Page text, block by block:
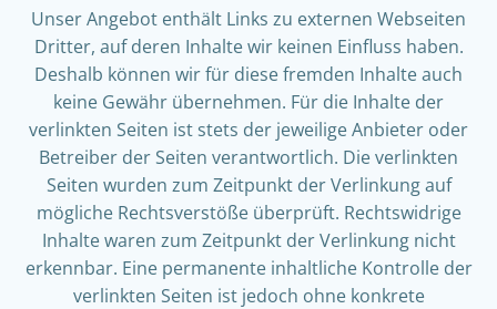
Unser Angebot enthält Links zu externen Webseiten
Dritter, auf deren Inhalte wir keinen Einfluss haben.
Deshalb können wir für diese fremden Inhalte auch
keine Gewähr übernehmen. Für die Inhalte der
verlinkten Seiten ist stets der jeweilige Anbieter oder
Betreiber der Seiten verantwortlich. Die verlinkten
Seiten wurden zum Zeitpunkt der Verlinkung auf
mögliche Rechtsverstöße überprüft. Rechtswidrige
Inhalte waren zum Zeitpunkt der Verlinkung nicht
erkennbar. Eine permanente inhaltliche Kontrolle der
verlinkten Seiten ist jedoch ohne konkrete